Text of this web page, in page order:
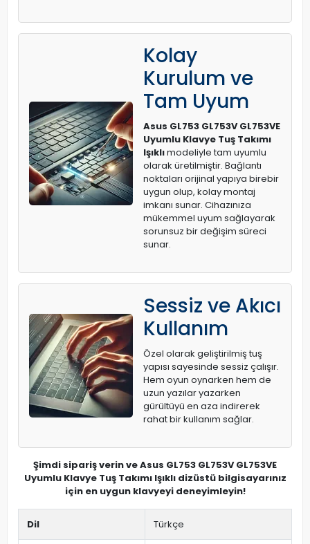
Kolay
Kurulum ve
Tam Uyum
Asus GL753 GL753V GL753VE
Uyumlu Klavye Tuş Takımı
Işıklımodeliyle tam uyumlu
olarak üretilmiştir. Bağlantı
noktaları orijinal yapıya birebir
uygun olup, kolay montaj
imkanı sunar. Cihazınıza
mükemmel uyum sağlayarak
sorunsuz bir değişim süreci
sunar.
Sessiz ve Akıcı
Kullanım
Özel olarak geliştirilmiş tuş
yapısı sayesinde sessiz çalışır.
Hem oyun oynarken hem de
uzun yazılar yazarken
gürültüyü en aza indirerek
rahat bir kullanım sağlar.
Şimdi sipariş verin ve Asus GL753 GL753V GL753VE
Uyumlu Klavye Tuş Takımı Işıklı dizüstü bilgisayarınız
için en uygun klavyeyi deneyimleyin!
Dil Türkçe